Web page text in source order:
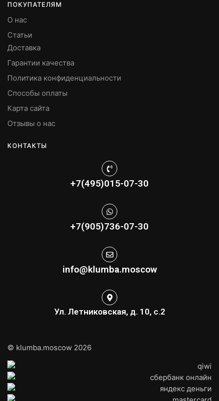
ПОКУПАТЕЛЯМ
О нас
Статьи
Доставка
Гарантии качества
Политика конфиденциальности
Способы оплаты
Карта сайта
Отзывы о нас
КОНТАКТЫ
+7(495)015-07-30
+7(905)736-07-30
info@klumba.moscow
Ул. Летниковская, д. 10, с.2
© klumba.moscow 2026